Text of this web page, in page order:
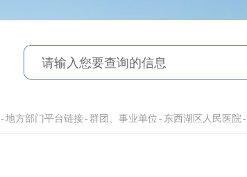
- 地方部门平台链接- 群团、事业单位 - 东西湖区人民医院-